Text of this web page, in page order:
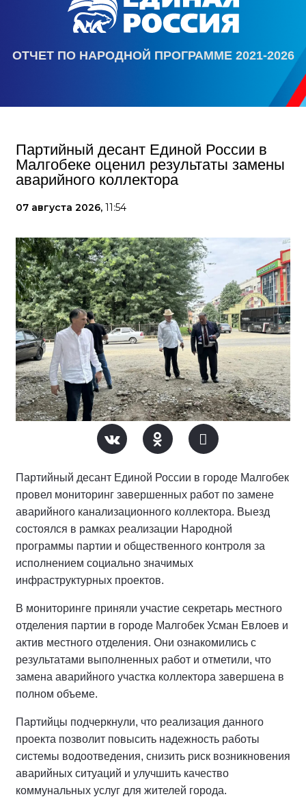
ОТЧЕТ ПО НАРОДНОЙ ПРОГРАММЕ 2021-2026
Партийный десант Единой России в
Малгобеке оценил результаты замены
аварийного коллектора
07 августа 2026, 11:54
Партийный десант Единой России в городе Малгобек
провел мониторинг завершенных работ по замене
аварийного канализационного коллектора. Выезд
состоялся в рамках реализации Народной
программы партии и общественного контроля за
исполнением социально значимых
инфраструктурных проектов.
В мониторинге приняли участие секретарь местного
отделения партии в городе Малгобек Усман Евлоев и
актив местного отделения. Они ознакомились с
результатами выполненных работ и отметили, что
замена аварийного участка коллектора завершена в
полном объеме.
Партийцы подчеркнули, что реализация данного
проекта позволит повысить надежность работы
системы водоотведения, снизить риск возникновения
аварийных ситуаций и улучшить качество
коммунальных услуг для жителей города.